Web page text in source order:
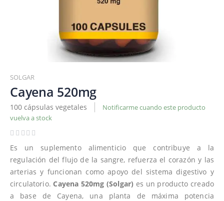
al
comienzo
de
la
galería
de
SOLGAR
Cayena 520mg
100 cápsulas vegetales
Notificarme cuando este producto
vuelva a stock
Es un suplemento alimenticio que contribuye a la
regulación del flujo de la sangre, refuerza el corazón y las
arterias y funcionan como apoyo del sistema digestivo y
circulatorio. Cayena 520mg (Solgar) es un producto creado
a base de Cayena, una planta de máxima potencia